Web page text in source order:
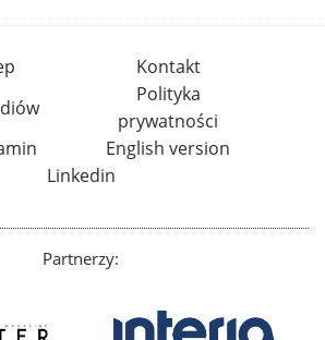
Kontakt
Polityka
prywatności
English version
Linkedin
Partnerzy: